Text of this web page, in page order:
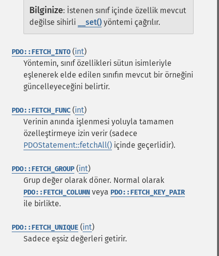
Bilginize: İstenen sınıf içinde özellik mevcut
değilse sihirli
__set() yöntemi çağrılır.
PDO::FETCH_INTO (int)
Yöntemin, sınıf özellikleri sütun isimleriyle
eşlenerek elde edilen sınıfın mevcut bir örneğini
güncelleyeceğini belirtir.
PDO::FETCH_FUNC (int)
Verinin anında işlenmesi yoluyla tamamen
özelleştirmeye izin verir (sadece
PDOStatement::fetchAll() içinde geçerlidir).
PDO::FETCH_GROUP (int)
Grup değer olarak döner. Normal olarak
PDO::FETCH_COLUMN veya PDO::FETCH_KEY_PAIR
ile birlikte.
PDO::FETCH_UNIQUE (int)
Sadece eşsiz değerleri getirir.